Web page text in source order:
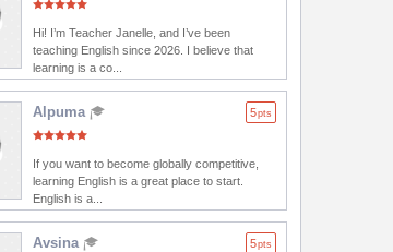
Hi! I’m Teacher Janelle, and I’ve been
teaching English since 2026. I believe that
learning is a co...
Alpuma 5pts
If you want to become globally competitive,
learning English is a great place to start.
English is a...
Avsina 5pts